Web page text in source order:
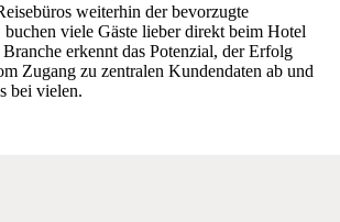
weiterhin der bevorzugte
viele Gäste lieber direkt beim Hotel
erkennt das Potenzial, der Erfolg
Zugang zu zentralen Kundendaten ab und
bei vielen.